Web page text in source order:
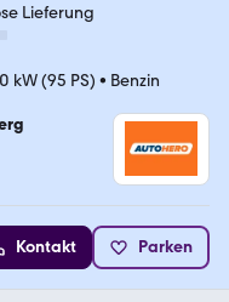
Lieferung
kW (95 PS) • Benzin
Kontakt Parken